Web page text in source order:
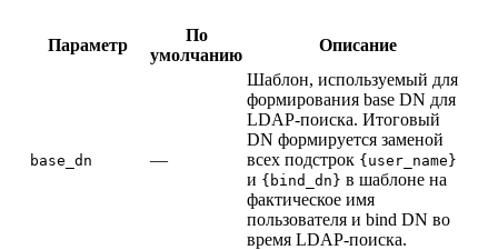
Параметр
По
умолчанию
Описание
base_dn —
Шаблон, используемый для
формирования base DN для
LDAP-поиска. Итоговый
DN формируется заменой
всех подстрок {user_name}
и {bind_dn} в шаблоне на
фактическое имя
пользователя и bind DN во
время LDAP-поиска.